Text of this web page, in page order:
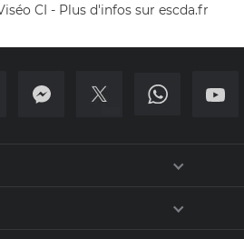
CI - Plus d'infos sur escda.fr